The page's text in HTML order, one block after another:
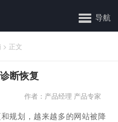
导航
> 正文
断恢复
作者：产品经理 产品专家
规划，越来越多的网站被降